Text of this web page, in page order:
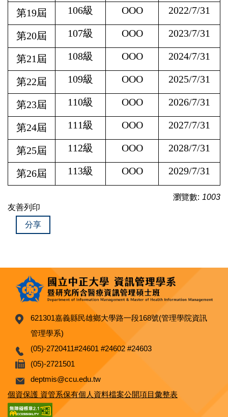
第19屆 106級 OOO 2022/7/31
第20屆 107級 OOO 2023/7/31
第21屆 108級 OOO 2024/7/31
第22屆 109級 OOO 2025/7/31
第23屆 110級 OOO 2026/7/31
第24屆 111級 OOO 2027/7/31
第25屆 112級 OOO 2028/7/31
第26屆 113級 OOO 2029/7/31
瀏覽數: 1003
友善列印
分享
621301嘉義縣民雄鄉大學路一段168號(管理學院資訊
管理學系)
(05)-2720411#24601 #24602 #24603
(05)-2721501
deptmis@ccu.edu.tw
個資保護 資管系保有個人資料檔案公開項目彙整表